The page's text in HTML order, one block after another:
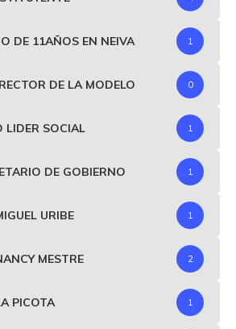
DE 11AÑOS EN NEIVA 1
DE LA MODELO 0
LIDER SOCIAL 1
DE GOBIERNO 1
URIBE 1
MESTRE 2
PICOTA 1